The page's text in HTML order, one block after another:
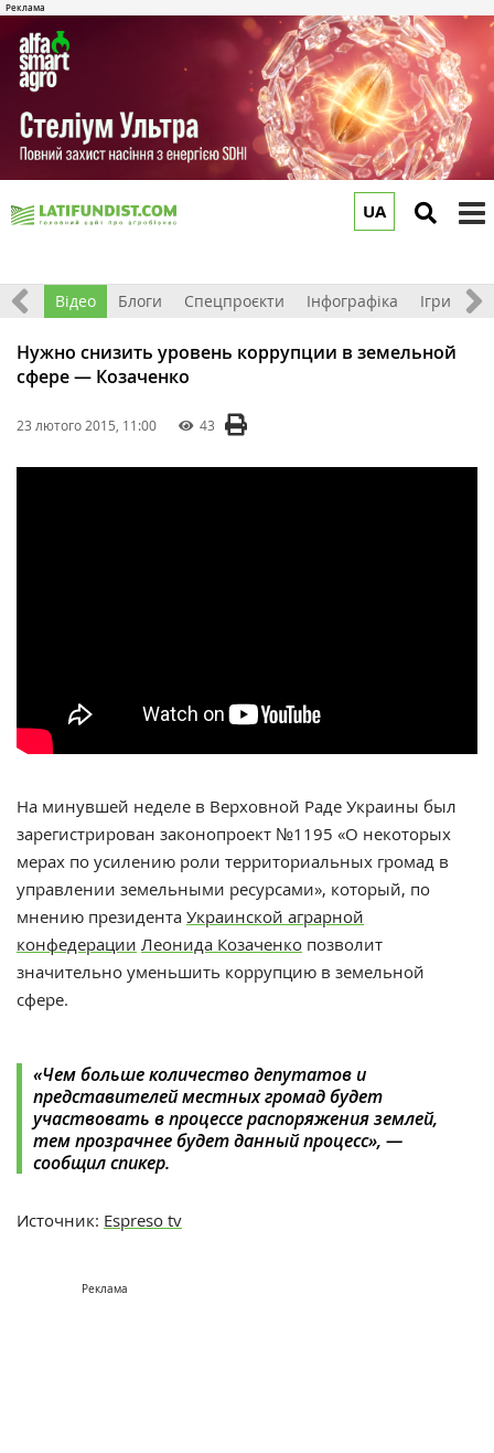
UA
Відео Блоги Спецпроєкти Інфографіка Ігри
Нужно снизить уровень коррупции в земельной
сфере — Козаченко
23 лютого 2015, 11:00 43
На минувшей неделе в Верховной Раде Украины был
зарегистрирован законопроект №1195 «О некоторых
мерах по усилению роли территориальных громад в
управлении земельными ресурсами», который, по
мнению президента Украинской аграрной
конфедерации Леонида Козаченко позволит
значительно уменьшить коррупцию в земельной
сфере.
«Чем больше количество депутатов и
представителей местных громад будет
участвовать в процессе распоряжения землей,
тем прозрачнее будет данный процесс», —
сообщил спикер.
Источник: Espreso tv
Реклама